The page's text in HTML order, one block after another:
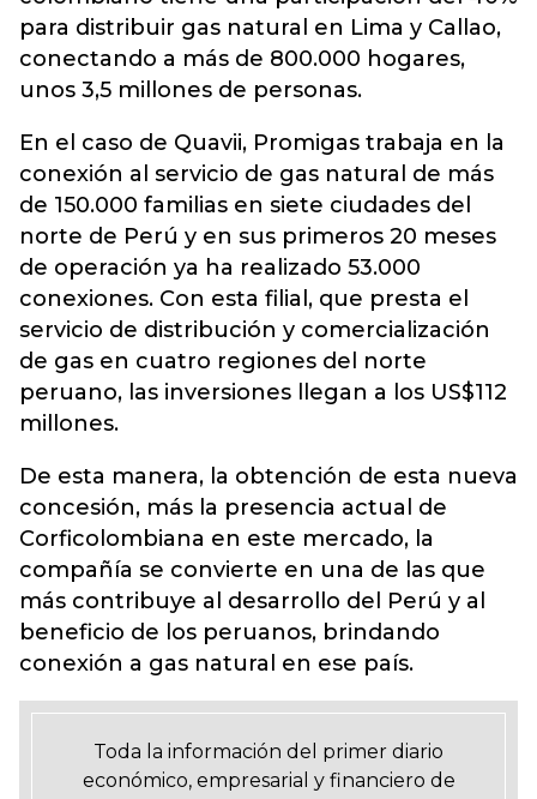
para distribuir gas natural en Lima y Callao,
conectando a más de 800.000 hogares,
unos 3,5 millones de personas.
En el caso de Quavii, Promigas trabaja en la
conexión al servicio de gas natural de más
de 150.000 familias en siete ciudades del
norte de Perú y en sus primeros 20 meses
de operación ya ha realizado 53.000
conexiones. Con esta filial, que presta el
servicio de distribución y comercialización
de gas en cuatro regiones del norte
peruano, las inversiones llegan a los US$112
millones.
De esta manera, la obtención de esta nueva
concesión, más la presencia actual de
Corficolombiana en este mercado, la
compañía se convierte en una de las que
más contribuye al desarrollo del Perú y al
beneficio de los peruanos, brindando
conexión a gas natural en ese país.
Toda la información del primer diario
económico, empresarial y financiero de